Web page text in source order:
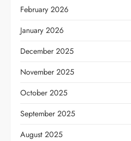
February 2026
January 2026
December 2025
November 2025
October 2025
September 2025
August 2025